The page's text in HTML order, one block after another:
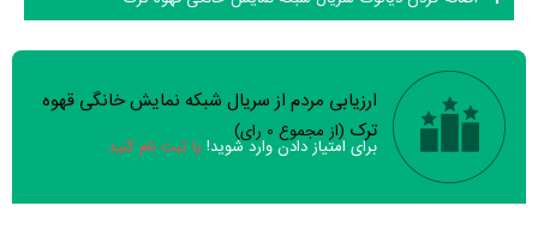
سوالات نظرسنجی ( 0 سوال)
ارزیابی مردم از سریال شبکه نمایش خانگی قهوه
ترک (از مجموع 0 رای)
برای امتیاز دادن وارد شوید! یا ثبت نام کنید